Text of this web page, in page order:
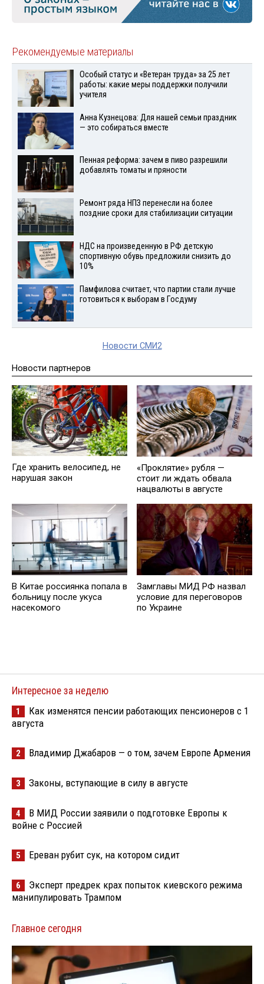
Рекомендуемые материалы
Особый статус и «Ветеран труда» за 25 лет
работы: какие меры поддержки получили
учителя
Анна Кузнецова: Для нашей семьи праздник
— это собираться вместе
Пенная реформа: зачем в пиво разрешили
добавлять томаты и пряности
Ремонт ряда НПЗ перенесли на более
поздние сроки для стабилизации ситуации
НДС на произведенную в РФ детскую
спортивную обувь предложили снизить до
10%
Памфилова считает, что партии стали лучше
готовиться к выборам в Госдуму
Новости СМИ2
Новости партнеров
Где хранить велосипед, не
нарушая закон
«Проклятие» рубля —
стоит ли ждать обвала
нацвалюты в августе
В Китае россиянка попала в
больницу после укуса
насекомого
Замглавы МИД РФ назвал
условие для переговоров
по Украине
Интересное за неделю
1
Как изменятся пенсии работающих пенсионеров с 1
августа
2 Владимир Джабаров — о том, зачем Европе Армения
3 Законы, вступающие в силу в августе
4
В МИД России заявили о подготовке Европы к
войне с Россией
5 Ереван рубит сук, на котором сидит
6
Эксперт предрек крах попыток киевского режима
манипулировать Трампом
Главное сегодня